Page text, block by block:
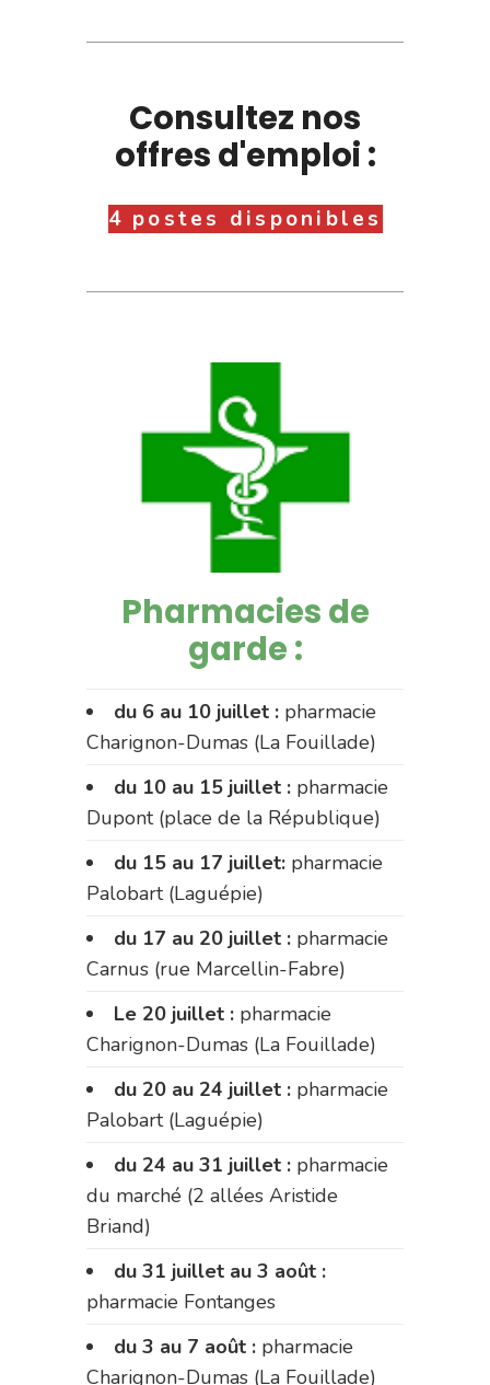
Consultez nos
offres d'emploi :
4 postes disponibles
Pharmacies de
garde :
du 6 au 10 juillet : pharmacie
Charignon-Dumas (La Fouillade)
du 10 au 15 juillet : pharmacie
Dupont (place de la République)
du 15 au 17 juillet: pharmacie
Palobart (Laguépie)
du 17 au 20 juillet : pharmacie
Carnus (rue Marcellin-Fabre)
Le 20 juillet : pharmacie
Charignon-Dumas (La Fouillade)
du 20 au 24 juillet : pharmacie
Palobart (Laguépie)
du 24 au 31 juillet : pharmacie
du marché (2 allées Aristide
Briand)
du 31 juillet au 3 août :
pharmacie Fontanges
du 3 au 7 août : pharmacie
Charignon-Dumas (La Fouillade)